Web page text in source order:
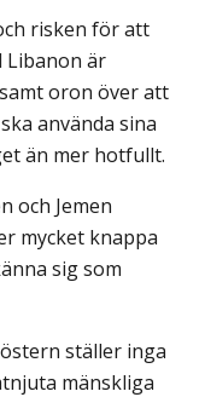
risken för att
Libanon är
oron över att
använda sina
än mer hotfullt.
och Jemen
mycket knappa
sig som
ställer inga
mänskliga